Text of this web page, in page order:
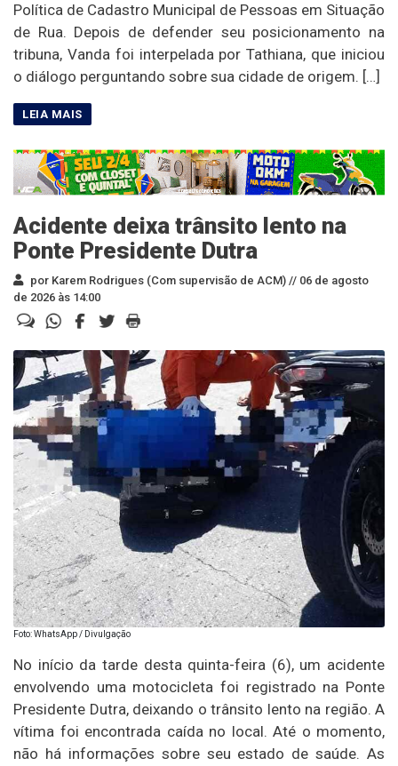
Política de Cadastro Municipal de Pessoas em Situação
de Rua. Depois de defender seu posicionamento na
tribuna, Vanda foi interpelada por Tathiana, que iniciou
o diálogo perguntando sobre sua cidade de origem. […]
Acidente deixa trânsito lento na
Ponte Presidente Dutra
por Karem Rodrigues (Com supervisão de ACM) // 06 de agosto
de 2026 às 14:00
Foto: WhatsApp / Divulgação
No início da tarde desta quinta-feira (6), um acidente
envolvendo uma motocicleta foi registrado na Ponte
Presidente Dutra, deixando o trânsito lento na região. A
vítima foi encontrada caída no local. Até o momento,
não há informações sobre seu estado de saúde. As